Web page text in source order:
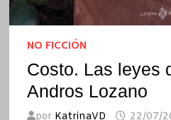
NO FICCIÓN
Costo. Las leyes
Andros Lozano
por KatrinaVD 22/07/